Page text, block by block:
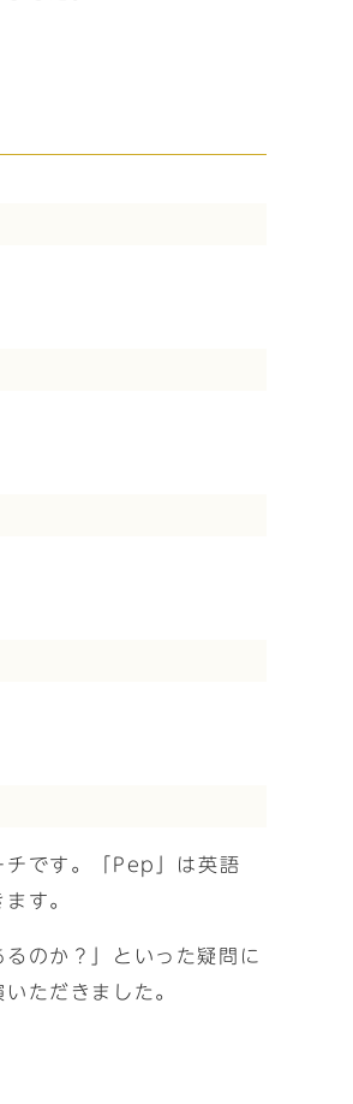
チです。「Pep」は英語
す。
のか？」といった疑問に
ただきました。